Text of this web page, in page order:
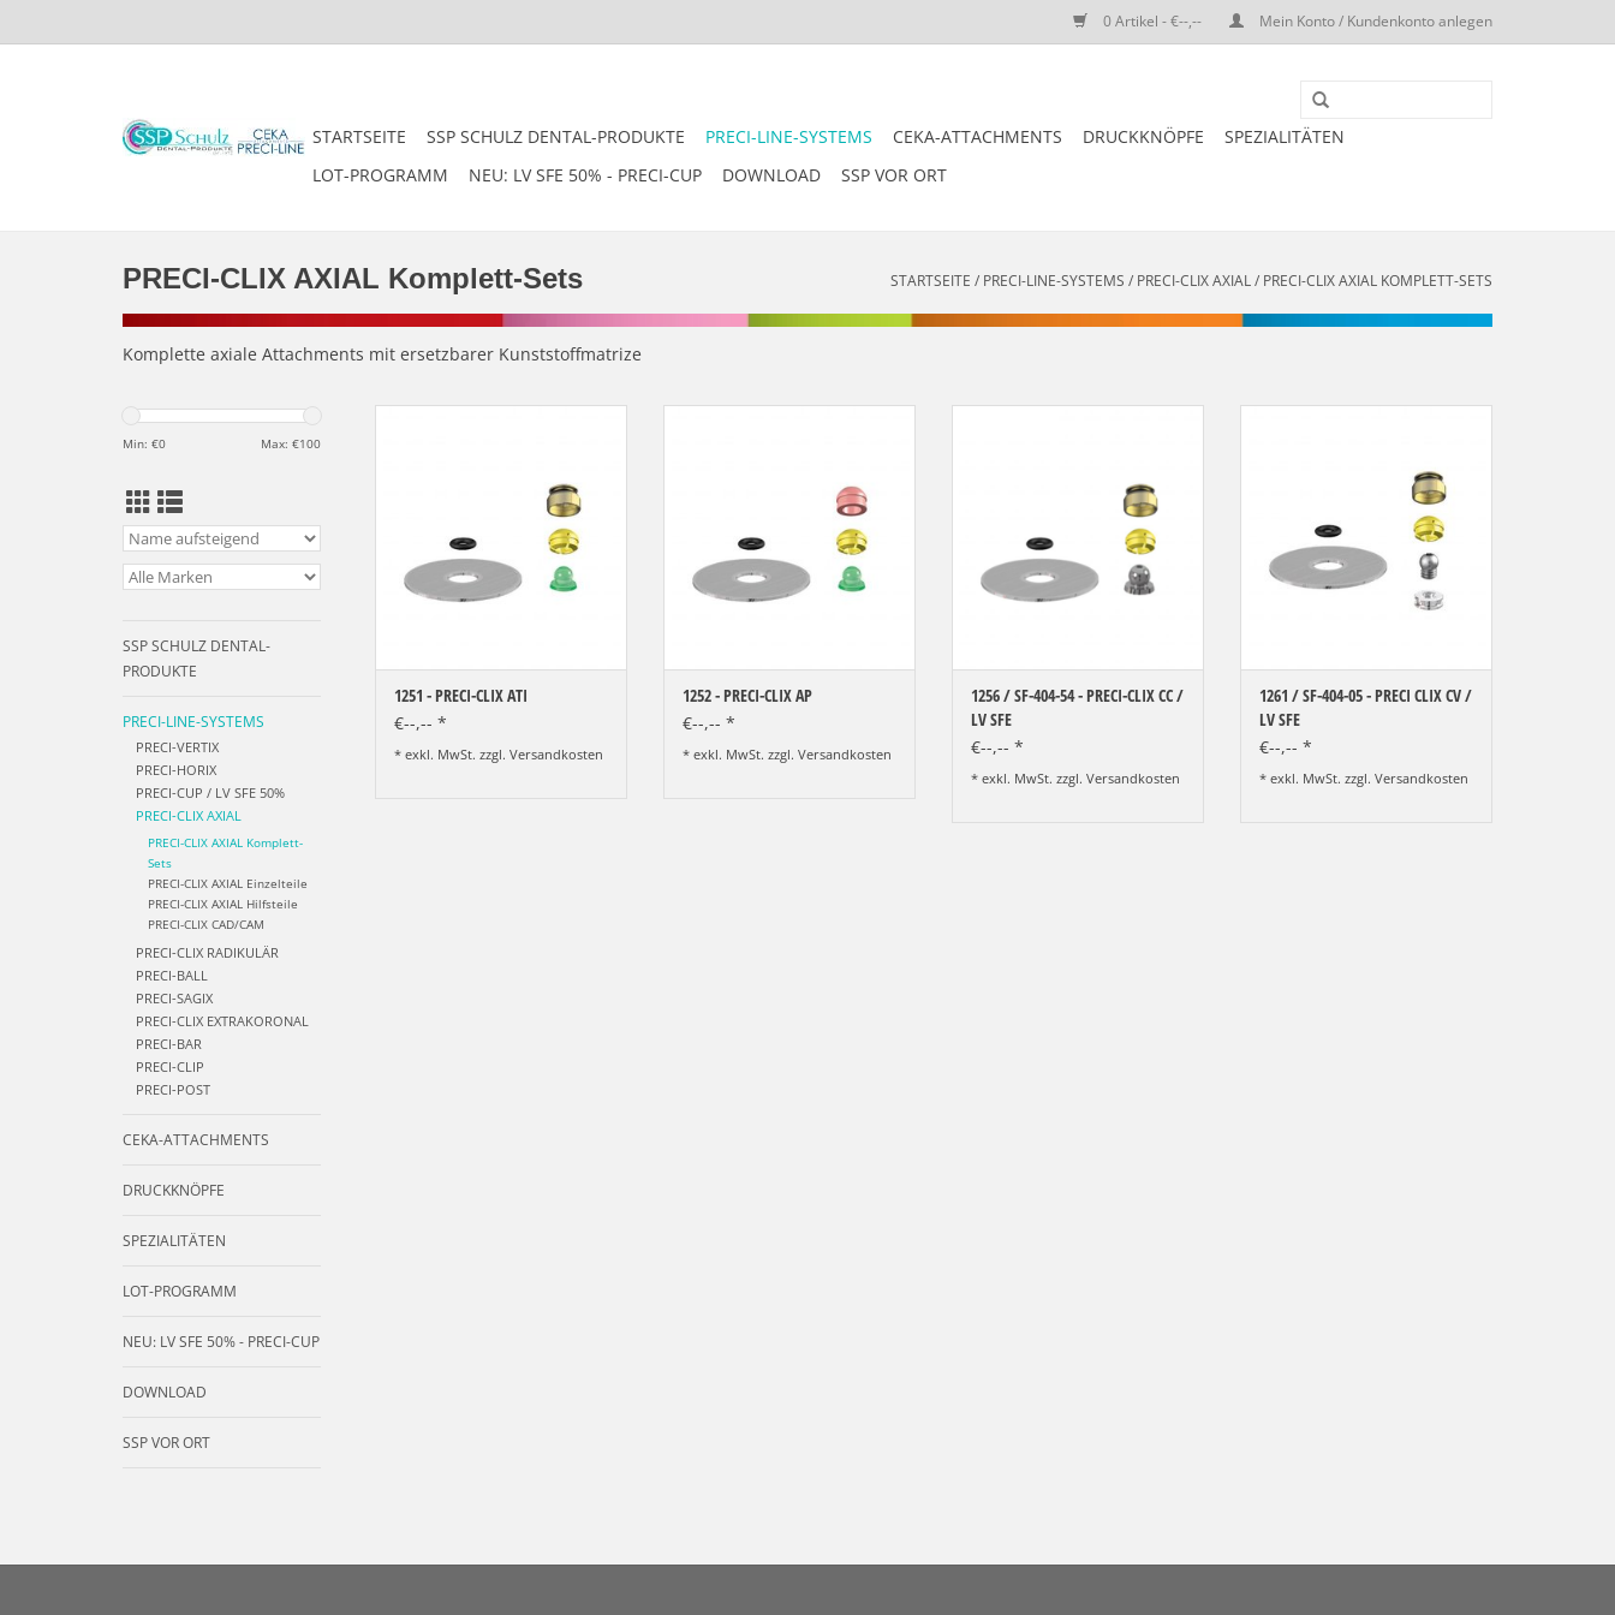
0 Artikel - €--,-- Mein Konto / Kundenkonto anlegen
STARTSEITE SSP SCHULZ DENTAL-PRODUKTE PRECI-LINE-SYSTEMS CEKA-ATTACHMENTS DRUCKKNÖPFE
SPEZIALITÄTEN
LOT-PROGRAMM
NEU: LV SFE 50% - PRECI-CUP DOWNLOAD SSP VOR ORT
PRECI-CLIX AXIAL Komplett-Sets STARTSEITE / PRECI-LINE-SYSTEMS / PRECI-CLIX AXIAL/ PRECI-CLIX AXIAL KOMPLETT-SETS
Komplette axiale Attachments mit ersetzbarer Kunststoffmatrize
Min: €0 Max: €100
SSP SCHULZ DENTAL-
PRODUKTE
PRECI-LINE-SYSTEMS
PRECI-VERTIX
PRECI-HORIX
PRECI-CUP / LV SFE 50%
PRECI-CLIX AXIAL
PRECI-CLIX AXIAL Komplett-
Sets
PRECI-CLIX AXIAL Einzelteile
PRECI-CLIX AXIAL Hilfsteile
PRECI-CLIX CAD/CAM
PRECI-CLIX RADIKULÄR
PRECI-BALL
PRECI-SAGIX
PRECI-CLIX EXTRAKORONAL
PRECI-BAR
PRECI-CLIP
PRECI-POST
CEKA-ATTACHMENTS
DRUCKKNÖPFE
SPEZIALITÄTEN
LOT-PROGRAMM
NEU: LV SFE 50% - PRECI-CUP
DOWNLOAD
SSP VOR ORT
ZUM WARENKORB HINZUFÜGEN
1251 - PRECI-CLIX ATI
€--,-- *
* exkl. MwSt. zzgl. Versandkosten
ZUM WARENKORB HINZUFÜGEN
1252 - PRECI-CLIX AP
€--,-- *
* exkl. MwSt. zzgl. Versandkosten
Angießen an EM - ArtNr. 1256 /
ZUM WARENKORB HINZUFÜGEN
1256 / SF-404-54 - PRECI-CLIX CC /
LV SFE
€--,-- *
* exkl. MwSt. zzgl. Versandkosten
ausschraubbare Patrize mit
Basisring zum Angießen an EM -
ArtNr. 1261 / SF-404-05
ZUM WARENKORB HINZUFÜGEN
1261 / SF-404-05 - PRECI CLIX CV /
LV SFE
€--,-- *
* exkl. MwSt. zzgl. Versandkosten